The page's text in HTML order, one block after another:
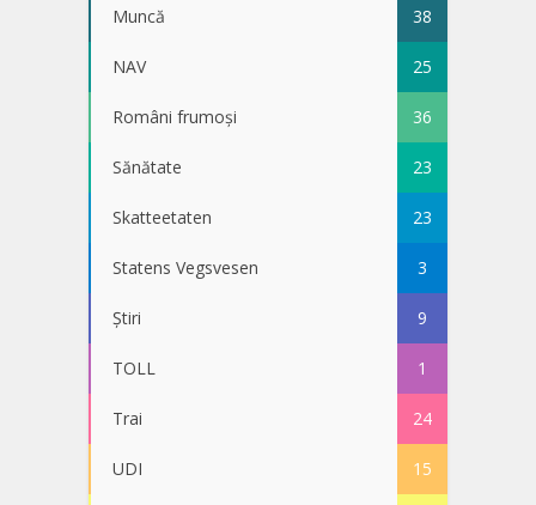
Muncă 38
NAV 25
Români frumoși 36
Sănătate 23
Skatteetaten 23
Statens Vegsvesen 3
Știri 9
TOLL 1
Trai 24
UDI 15